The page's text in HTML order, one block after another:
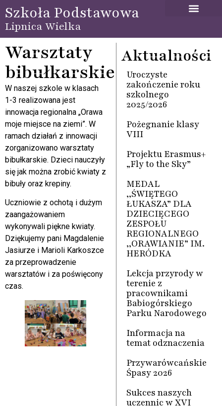
Szkoła Podstawowa
Lipnica Wielka
Warsztaty
bibułkarskie
W naszej szkole w klasach
1-3 realizowana jest
innowacja regionalna „Orawa
moje miejsce na ziemi”. W
ramach działań z innowacji
zorganizowano warsztaty
bibułkarskie. Dzieci nauczyły
się jak można zrobić kwiaty z
bibuły oraz krepiny.
Uczniowie z ochotą i dużym
zaangażowaniem
wykonywali piękne kwiaty.
Dziękujemy pani Magdalenie
Jasiurze i Marioli Karkoszce
za przeprowadzenie
warsztatów i za poświęcony
czas.
Aktualności
Uroczyste
zakończenie roku
szkolnego
2025/2026
Pożegnanie klasy
VIII
Projektu Erasmus+
„Fly to the Sky”
MEDAL
,,ŚWIĘTEGO
ŁUKASZA” DLA
DZIECIĘCEGO
ZESPOŁU
REGIONALNEGO
,,ORAWIANIE” IM.
HERÓDKA
Lekcja przyrody w
terenie z
pracownikami
Babiogórskiego
Parku Narodowego
Informacja na
temat odznaczenia
Przywarówcańskie
Śpasy 2026
Sukces naszych
uczennic w XVI